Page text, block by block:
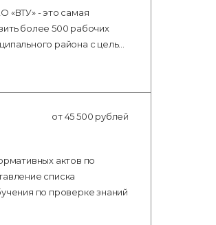
«ВТУ» - это самая
более 500 рабочих
района с цель…
от 45 500 рублей
актов по
списка
по проверке знаний